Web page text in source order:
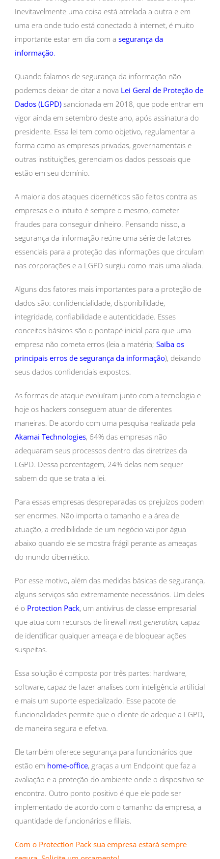
Inevitavelmente uma coisa está atrelada a outra e em
uma era onde tudo está conectado à internet, é muito
importante estar em dia com a segurança da
informação.
Quando falamos de segurança da informação não
podemos deixar de citar a nova Lei Geral de Proteção de
Dados (LGPD) sancionada em 2018, que pode entrar em
vigor ainda em setembro deste ano, após assinatura do
presidente. Essa lei tem como objetivo, regulamentar a
forma como as empresas privadas, governamentais e
outras instituições, gerenciam os dados pessoais que
estão em seu domínio.
A maioria dos ataques cibernéticos são feitos contra as
empresas e o intuito é sempre o mesmo, cometer
fraudes para conseguir dinheiro. Pensando nisso, a
segurança da informação reúne uma série de fatores
essenciais para a proteção das informações que circulam
nas corporações e a LGPD surgiu como mais uma aliada.
Alguns dos fatores mais importantes para a proteção de
dados são: confidencialidade, disponibilidade,
integridade, confiabilidade e autenticidade. Esses
conceitos básicos são o pontapé inicial para que uma
empresa não cometa erros (leia a matéria; Saiba os
principais erros de segurança da informação), deixando
seus dados confidenciais expostos.
As formas de ataque evoluíram junto com a tecnologia e
hoje os hackers conseguem atuar de diferentes
maneiras. De acordo com uma pesquisa realizada pela
Akamai Technologies, 64% das empresas não
adequaram seus processos dentro das diretrizes da
LGPD. Dessa porcentagem, 24% delas nem sequer
sabem do que se trata a lei.
Para essas empresas despreparadas os prejuízos podem
ser enormes. Não importa o tamanho e a área de
atuação, a credibilidade de um negócio vai por água
abaixo quando ele se mostra frágil perante as ameaças
do mundo cibernético.
Por esse motivo, além das medidas básicas de segurança,
alguns serviços são extremamente necessários. Um deles
é o Protection Pack, um antivírus de classe empresarial
que atua com recursos de firewall next generation, capaz
de identificar qualquer ameaça e de bloquear ações
suspeitas.
Essa solução é composta por três partes: hardware,
software, capaz de fazer analises com inteligência artificial
e mais um suporte especializado. Esse pacote de
funcionalidades permite que o cliente de adeque a LGPD,
de maneira segura e efetiva.
Ele também oferece segurança para funcionários que
estão em home-office, graças a um Endpoint que faz a
avaliação e a proteção do ambiente onde o dispositivo se
encontra. Outro ponto positivo é que ele pode ser
implementado de acordo com o tamanho da empresa, a
quantidade de funcionários e filiais.
Com o Protection Pack sua empresa estará sempre